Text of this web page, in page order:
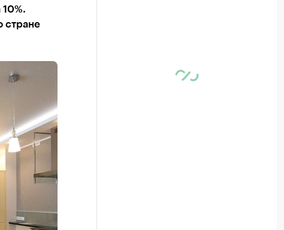
стране